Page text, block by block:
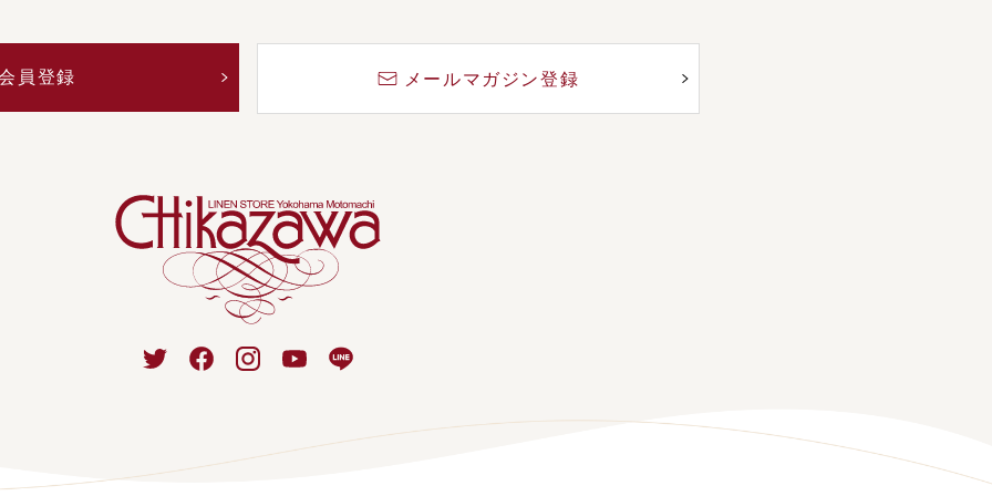
員登録 メールマガジン登録